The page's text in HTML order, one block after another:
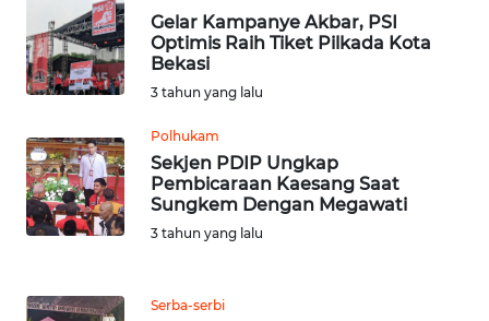
Gelar Kampanye Akbar, PSI
Optimis Raih Tiket Pilkada Kota
Bekasi
3 tahun yang lalu
Polhukam
Sekjen PDIP Ungkap
Pembicaraan Kaesang Saat
Sungkem Dengan Megawati
3 tahun yang lalu
Serba-serbi
WN
DAIRI
WN
TOBA
WN
NIAS
LANGKAT